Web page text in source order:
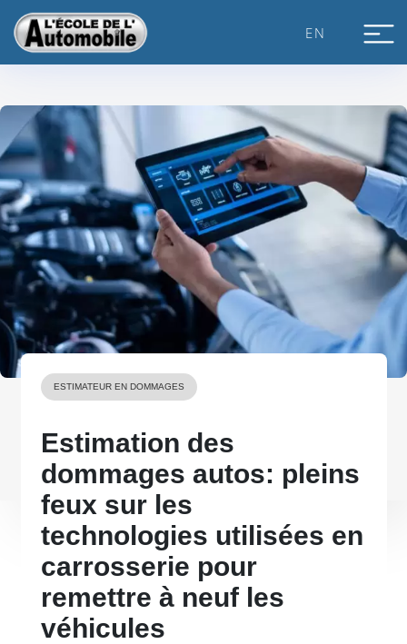
content
EN
ESTIMATEUR EN DOMMAGES
Estimation des
dommages autos: pleins
feux sur les
technologies utilisées en
carrosserie pour
remettre à neuf les
véhicules